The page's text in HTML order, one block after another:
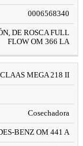
0006568340
DE ROSCA FULL
FLOW OM 366 LA
CLAAS MEGA 218 II
Cosechadora
BENZ OM 441 A